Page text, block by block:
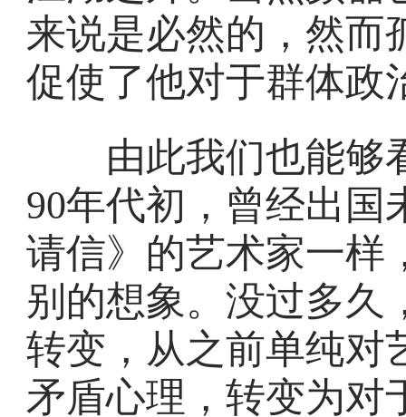
来说是必然的，然而
促使了他对于群体政
由此我们也能够
90年代初，曾经出国
请信》的艺术家一样
别的想象。没过多久
转变，从之前单纯对
矛盾心理，转变为对